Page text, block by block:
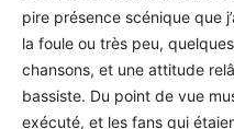
pire présence scénique que
la foule ou très peu,
chansons, et une attitude
bassiste. Du point de vue
exécuté, et les fans qui